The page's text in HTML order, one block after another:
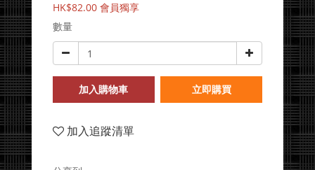
HK$82.00 會員獨享
數量
加入購物車 立即購買
加入追蹤清單